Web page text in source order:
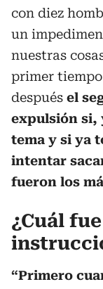
con diez
un
nuestras
primer
después el
expulsión si,
tema y si ya
intentar
fueron los
¿Cuál
“Primero